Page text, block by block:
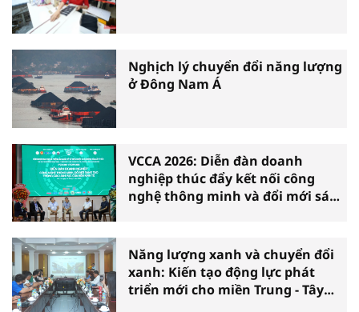
Nghịch lý chuyển đổi năng lượng
ở Đông Nam Á
VCCA 2026: Diễn đàn doanh
nghiệp thúc đẩy kết nối công
nghệ thông minh và đổi mới sáng
Năng lượng xanh và chuyển đổi
xanh: Kiến tạo động lực phát
triển mới cho miền Trung - Tây